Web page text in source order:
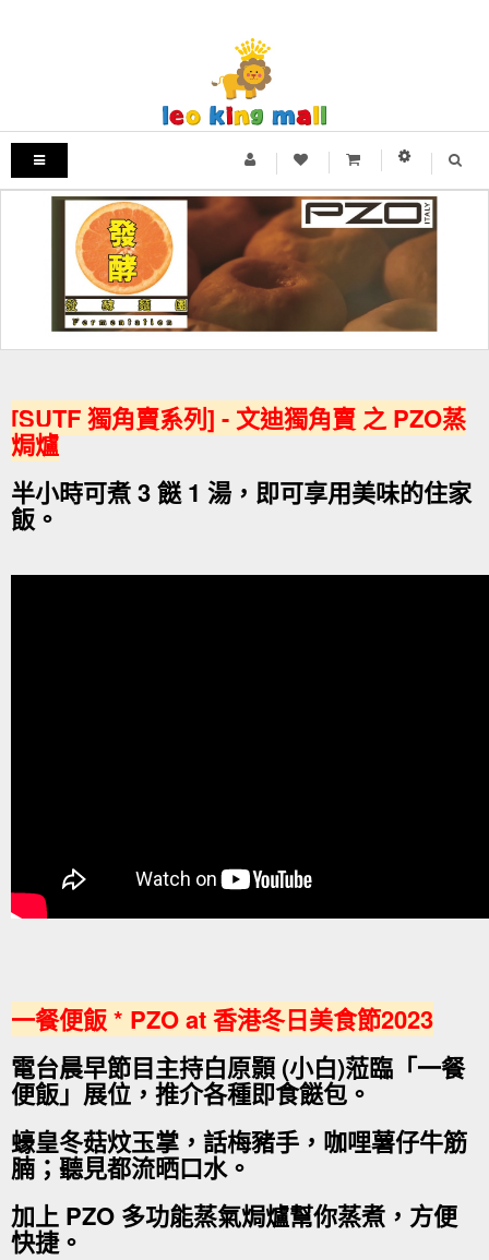
[SUTF 獨角賣系列] - 文迪獨角賣 之 PZO蒸
焗爐
半小時可煮 3 餸 1 湯，即可享用美味的住家
飯。
一餐便飯 * PZO at 香港冬日美食節2023
電台晨早節目主持白原顥 (小白)蒞臨「一餐
便飯」展位，推介各種即食餸包。
蠔皇冬菇炆玉掌，話梅豬手，咖哩薯仔牛筋
腩；聽見都流晒口水。
加上 PZO 多功能蒸氣焗爐幫你蒸煮，方便
快捷。